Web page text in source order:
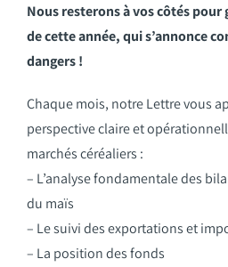
Nous resterons à vos côtés pour
de cette année, qui s’annonce
dangers !
Chaque mois, notre Lettre vous
perspective claire et
marchés céréaliers :
– L’analyse fondamentale des
du maïs
– Le suivi des exportations et
– La position des fonds